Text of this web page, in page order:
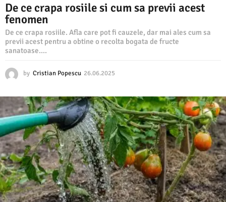
De ce crapa rosiile si cum sa previi acest
fenomen
De ce crapa rosiile. Afla care pot fi cauzele, dar mai ales cum sa
previi acest pentru a obtine o recolta bogata de fructe
sanatoase....
by Cristian Popescu 26.06.2025
0
6
.
2
0
2
5